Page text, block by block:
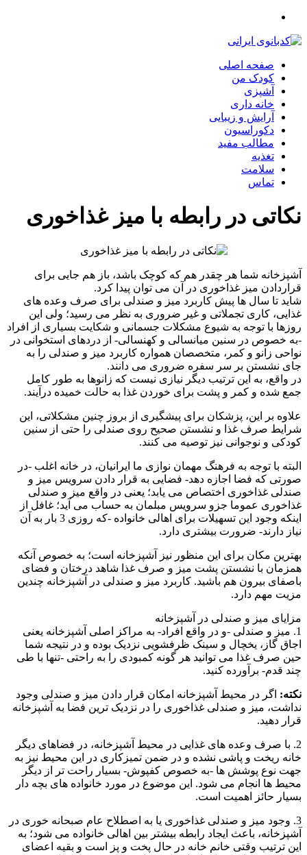
صفحه اصلی
کودک من
آشپزی
خانه داری
آرایش و زیبایی
دکوراسیون
مطالب مفید
تغذیه
سلامت
تماس
نکاتی در رابطه با میز غذاخوری
آشپزخانه شما هر چقدر هم که کوچک باشد، باز هم جایی برای
قراردادن میز غذاخوری در آن می توان پیدا کرد.
شاید تا سال ها پیش کاربرد میز و صندلی برای صرف وعده های
غذایی، کاری تجملاتی و غیر ضروری به نظر می رسید؛ ولی این
روزها با توجه به شیوع مشکلات جسمانی و شکایت بسیاری از افراد
-به خصوص در سنین میانسالی و کهنسالی- از دردهای استخوانی در
نواحی زانو و کمر، متخصصان همواره کاربرد میز و صندلی را به
جای نشستن بر سر سفره ضروری می دانند.
در واقع، به این ترتیب دیگر نیازی نیست که زانوها به طور کامل
جمع شده و کمر و پشت برای خوردن غذا به حالت خمیده درآیند.
علاوه بر این، پزشکان برای پیشگیری از بروز چنین مشکلاتی، این
شرایط صرف غذا و نشستن صحیح روی صندلی را حتی از سنین
کودکی و نوجوانی نیز توصیه می کنند.
البته با توجه به فرهنگ مهمان نوازی ما ایرانیان، در خانه اغلب -در
صورتی که فضا اجازه دهد- فضایی به قرار دادن سرویس میز و
صندلی غذاخوری اختصاص می یابد؛ یعنی در واقع میز و صندلی
غذاخوری عموما جزو سرویس مبلمان به حساب می آید؛ غافل از
اینکه وجود این تسهیلات برای اهالی خانواده -که روزی 3 بار به آن
نیاز دارند- ضرورت بیشتری دارد.
بهترین مکان برای این منظور نیز آشپزخانه است؛ به خصوص آنکه
همزمان با نشستن پشت میز و صرف غذا شاهد درختان و فضای
باصفای بیرون هم باشید. کاربرد میز و صندلی در آشپزخانه چندین
مزیت مهم دارد.
مزایای میز و صندلی در آشپزخانه
1. میز و صندلی -و در واقع افراد- به مراکز اصلی آشپزخانه یعنی
اجاق گاز، یخچال و سینک ظرفشویی نزدیک بوده و در نتیجه شما
حین صرف غذا می توانید هر گونه کمبودی را به راحتی -تنها با طی
چند قدم- برآورده کنید.
نکته: اگر در محیط آشپزخانه امکان قرار دادن میز و صندلی وجود
نداشت، میز و صندلی غذاخوری را در نزدیک ترین فضا به آشپزخانه
قرار دهید.
2. با صرف وعده های غذایی در محیط آشپزخانه، در فضاهای دیگر
خانه ریخت و پاشی نشده و در ضمن تمیزکاری در این محیط نیز به
جهت نوع پوشش ها -به خصوص کفپوش- بسیار راحت تر از دیگر
محیط ها انجام می شود. این موضوع در مورد خانواده های بچه دار
بسیار حائز اهمیت است.
3. وجود میز و صندلی غذاخوری یا به اصطلاح عام صبحانه خوری در
آشپزخانه، باعث ایجاد رابطه بیشتر بین اهالی خانواده می شود؛ به
این ترتیب وقتی خانم خانه در حال پخت و پز است و بقیه اعضای